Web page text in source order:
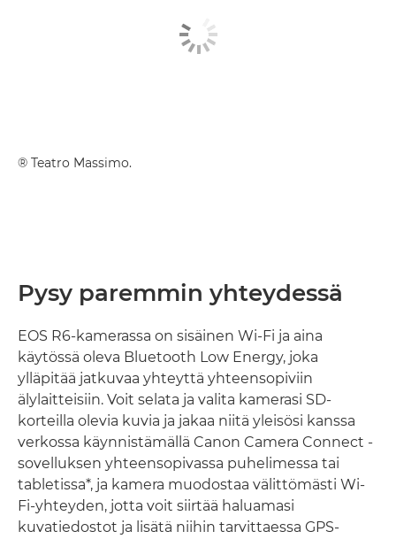
® Teatro Massimo.
Pysy paremmin yhteydessä
EOS R6-kamerassa on sisäinen Wi-Fi ja aina
käytössä oleva Bluetooth Low Energy, joka
ylläpitää jatkuvaa yhteyttä yhteensopiviin
älylaitteisiin. Voit selata ja valita kamerasi SD-
korteilla olevia kuvia ja jakaa niitä yleisösi kanssa
verkossa käynnistämällä Canon Camera Connect -
sovelluksen yhteensopivassa puhelimessa tai
tabletissa*, ja kamera muodostaa välittömästi Wi-
Fi-yhteyden, jotta voit siirtää haluamasi
kuvatiedostot ja lisätä niihin tarvittaessa GPS-